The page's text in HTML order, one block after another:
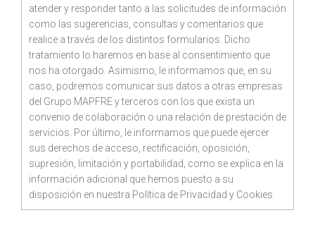
atender y responder tanto a las solicitudes de información
como las sugerencias, consultas y comentarios que
realice a través de los distintos formularios. Dicho
tratamiento lo haremos en base al consentimiento que
nos ha otorgado. Asimismo, le informamos que, en su
caso, podremos comunicar sus datos a otras empresas
del Grupo MAPFRE y terceros con los que exista un
convenio de colaboración o una relación de prestación de
servicios. Por último, le informamos que puede ejercer
sus derechos de acceso, rectificación, oposición,
supresión, limitación y portabilidad, como se explica en la
información adicional que hemos puesto a su
disposición en nuestra Política de Privacidad y Cookies